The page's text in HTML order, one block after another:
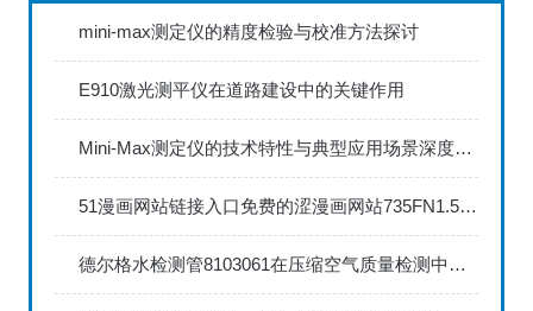
mini-max测定仪的精度检验与校准方法探讨
E910激光测平仪在道路建设中的关键作用
Mini-Max测定仪的技术特性与典型应用场景深度解读
51漫画网站链接入口免费的涩漫画网站735FN1.5正确的校准步骤
德尔格水检测管8103061在压缩空气质量检测中的应用